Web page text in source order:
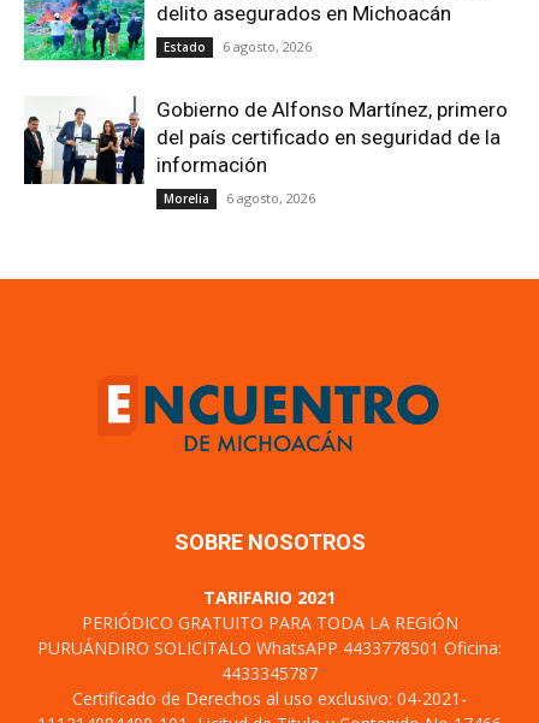
delito asegurados en Michoacán
Estado 6 agosto, 2026
Gobierno de Alfonso Martínez, primero
del país certificado en seguridad de la
información
Morelia 6 agosto, 2026
SOBRE NOSOTROS
TARIFARIO 2021
PERIÓDICO GRATUITO PARA TODA LA REGIÓN
PURUÁNDIRO SOLICITALO WhatsAPP 4433778501 Oficina:
4433345787
Certificado de Derechos al uso exclusivo: 04-2021-